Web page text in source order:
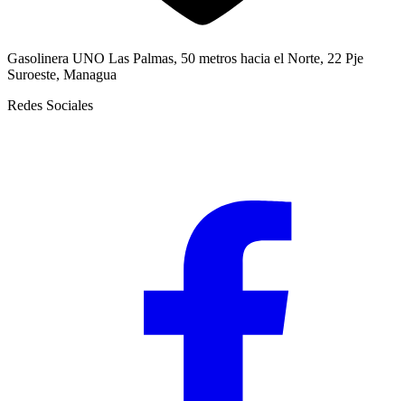
Gasolinera UNO Las Palmas, 50 metros hacia el Norte, 22 Pje
Suroeste, Managua
Redes Sociales